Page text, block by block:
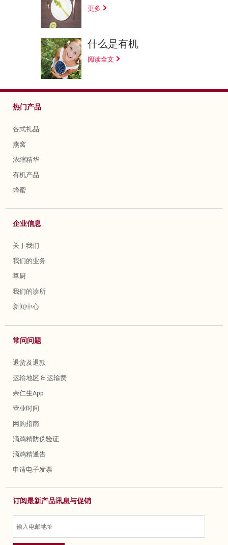
更多
什么是有机
阅读全文
热门产品
各式礼品
燕窝
浓缩精华
有机产品
蜂蜜
企业信息
关于我们
我们的业务
尊厨
我们的诊所
新闻中心
常问问题
退货及退款
运输地区 & 运输费
余仁生App
营业时间
网购指南
滴鸡精防伪验证
滴鸡精通告
申请电子发票
订阅最新产品讯息与促销